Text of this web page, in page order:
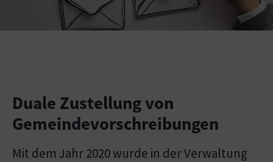
Duale Zustellung von
Gemeindevorschreibungen
Mit dem Jahr 2020 wurde in der Verwaltung